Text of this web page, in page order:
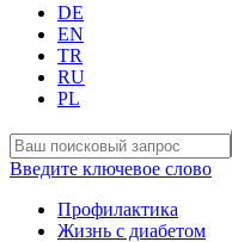
DE
EN
TR
RU
PL
Введите ключевое слово
Профилактика
Жизнь с диабетом